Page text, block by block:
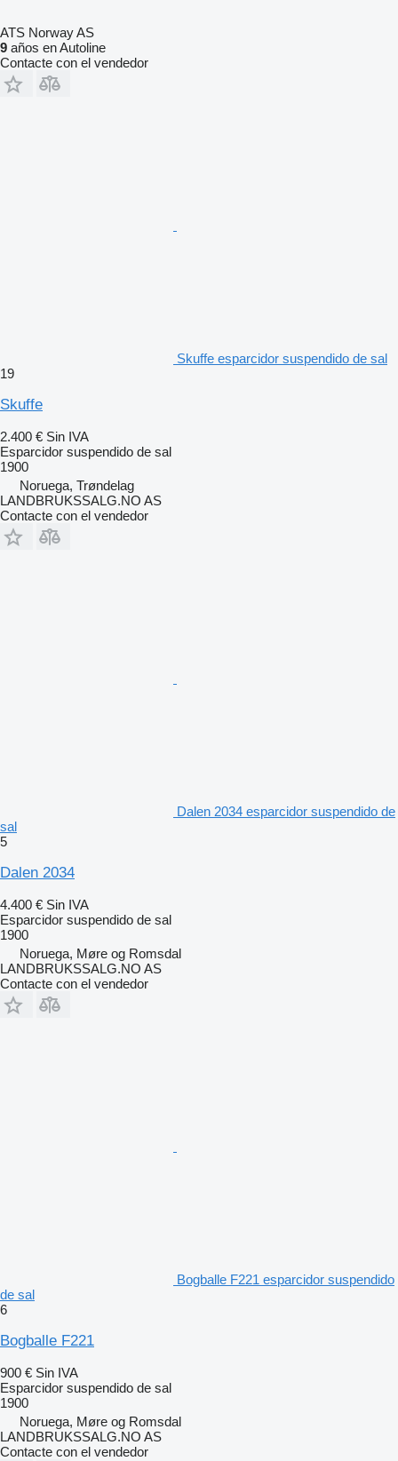
ATS Norway AS
9 años en Autoline
Contacte con el vendedor
Skuffe esparcidor suspendido de sal
19
Skuffe
2.400 € Sin IVA
Esparcidor suspendido de sal
1900
Noruega, Trøndelag
LANDBRUKSSALG.NO AS
Contacte con el vendedor
Dalen 2034 esparcidor suspendido de
sal
5
Dalen 2034
4.400 € Sin IVA
Esparcidor suspendido de sal
1900
Noruega, Møre og Romsdal
LANDBRUKSSALG.NO AS
Contacte con el vendedor
Bogballe F221 esparcidor suspendido
de sal
6
Bogballe F221
900 € Sin IVA
Esparcidor suspendido de sal
1900
Noruega, Møre og Romsdal
LANDBRUKSSALG.NO AS
Contacte con el vendedor